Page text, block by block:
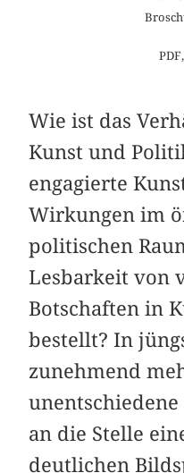
Wie ist das
Kunst und
engagierte
Wirkungen im
politischen
Lesbarkeit von
Botschaften in
bestellt? In
zunehmend
unentschiedene
an die Stelle
deutlichen